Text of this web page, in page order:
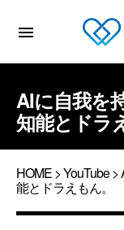
menu
AIに自我を
知能とドラ
HOME>YouTube>
能とドラえもん。